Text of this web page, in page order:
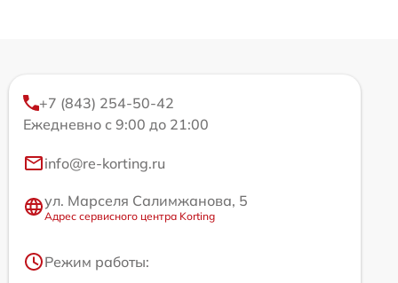
+7 (843) 254-50-42
Ежедневно с 9:00 до 21:00
info@re-korting.ru
ул. Марселя Салимжанова, 5
Адрес сервисного центра Korting
Режим работы: